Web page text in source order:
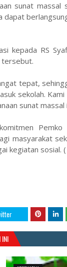
sunat
kepada RS
tersebut.
tepat,
sekolah.
sunat
Pemko
masyarakat
kegiatan sosial. (
INI